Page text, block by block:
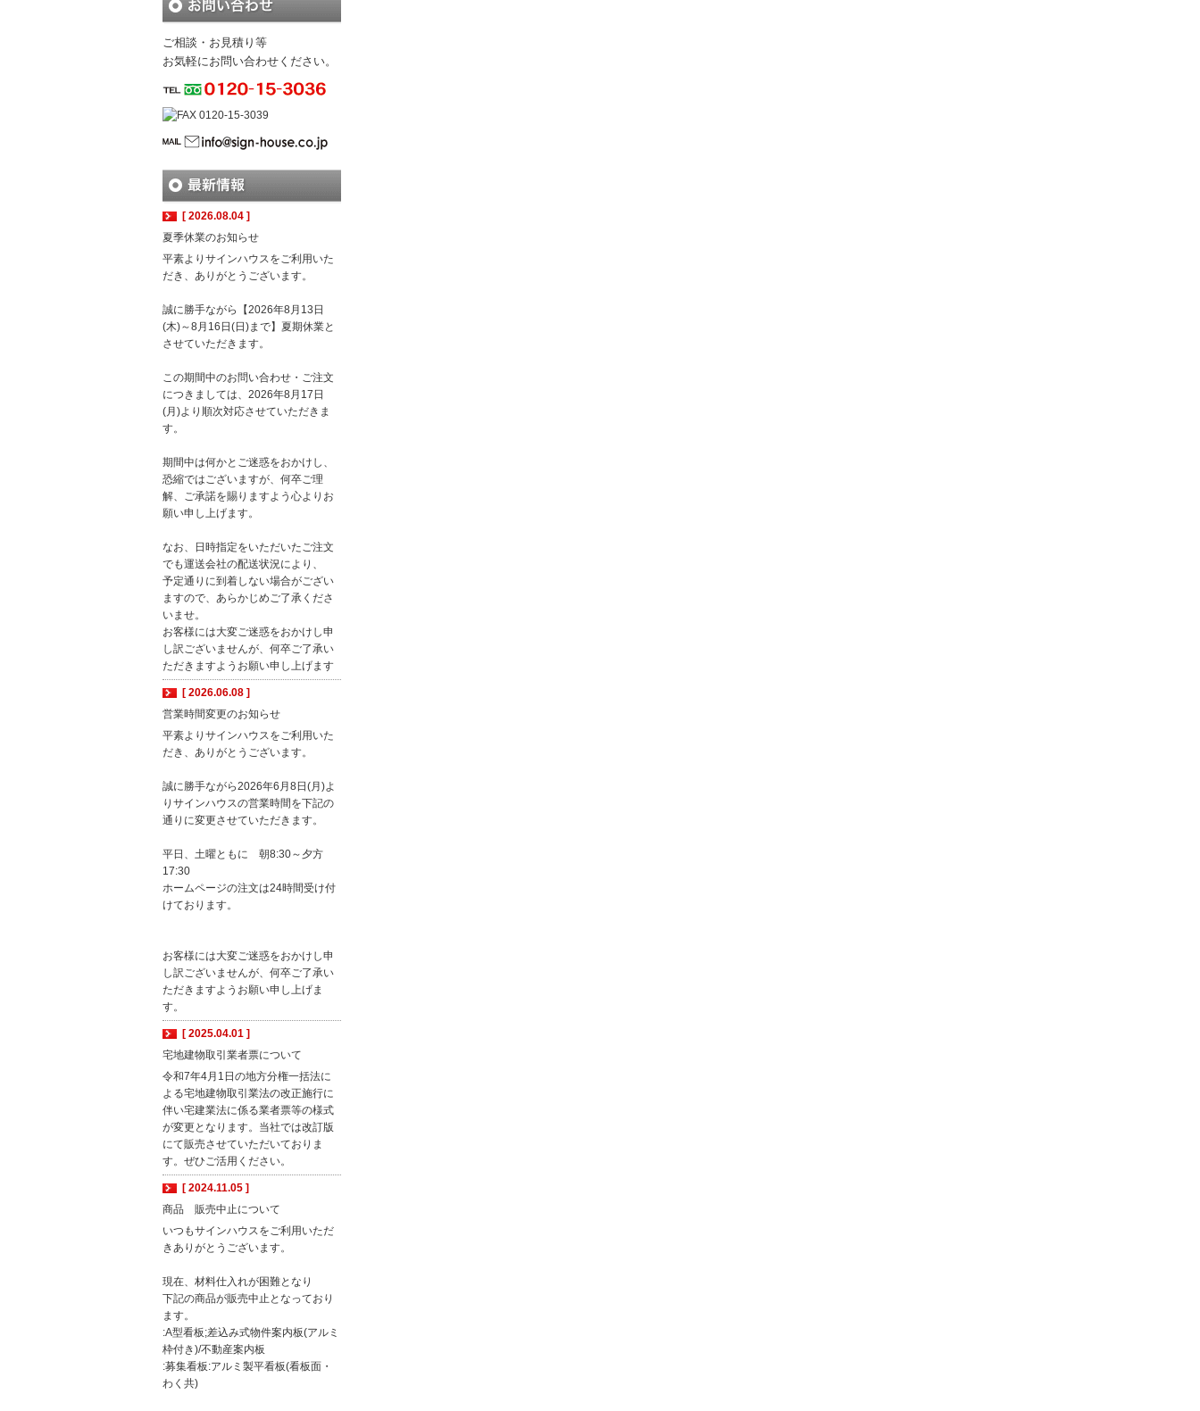
ご相談・お見積り等
お気軽にお問い合わせください。
[ 2026.08.04 ]
夏季休業のお知らせ
平素よりサインハウスをご利用いた
だき、ありがとうございます。
誠に勝手ながら【2026年8月13日
(木)～8月16日(日)まで】夏期休業と
させていただきます。
この期間中のお問い合わせ・ご注文
につきましては、2026年8月17日
(月)より順次対応させていただきま
す。
期間中は何かとご迷惑をおかけし、
恐縮ではございますが、何卒ご理
解、ご承諾を賜りますよう心よりお
願い申し上げます。
なお、日時指定をいただいたご注文
でも運送会社の配送状況により、
予定通りに到着しない場合がござい
ますので、あらかじめご了承くださ
いませ。
お客様には大変ご迷惑をおかけし申
し訳ございませんが、何卒ご了承い
ただきますようお願い申し上げます
[ 2026.06.08 ]
営業時間変更のお知らせ
平素よりサインハウスをご利用いた
だき、ありがとうございます。
誠に勝手ながら2026年6月8日(月)よ
りサインハウスの営業時間を下記の
通りに変更させていただきます。
平日、土曜ともに 朝8:30～夕方
17:30
ホームページの注文は24時間受け付
けております。
お客様には大変ご迷惑をおかけし申
し訳ございませんが、何卒ご了承い
ただきますようお願い申し上げま
す。
[ 2025.04.01 ]
宅地建物取引業者票について
令和7年4月1日の地方分権一括法に
よる宅地建物取引業法の改正施行に
伴い宅建業法に係る業者票等の様式
が変更となります。当社では改訂版
にて販売させていただいておりま
す。ぜひご活用ください。
[ 2024.11.05 ]
商品 販売中止について
いつもサインハウスをご利用いただ
きありがとうございます。
現在、材料仕入れが困難となり
下記の商品が販売中止となっており
ます。
:A型看板;差込み式物件案内板(アルミ
枠付き)/不動産案内板
:募集看板:アルミ製平看板(看板面・
わく共)